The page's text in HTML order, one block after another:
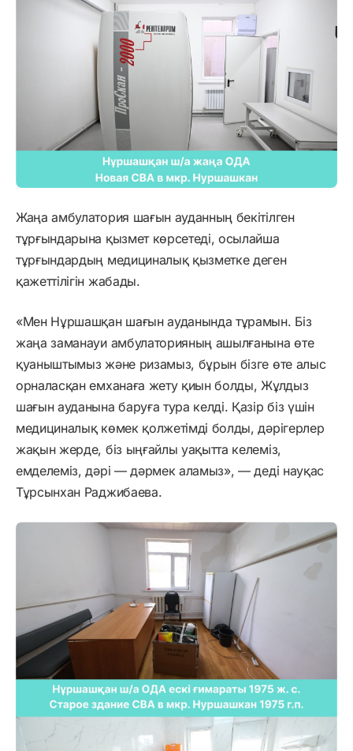
Жаңа амбулатория шағын ауданның бекітілген
тұрғындарына қызмет көрсетеді, осылайша
тұрғындардың медициналық қызметке деген
қажеттілігін жабады.
«Мен Нұршашқан шағын ауданында тұрамын. Біз
жаңа заманауи амбулаторияның ашылғанына өте
қуаныштымыз және ризамыз, бұрын бізге өте алыс
орналасқан емханаға жету қиын болды, Жұлдыз
шағын ауданына баруға тура келді. Қазір біз үшін
медициналық көмек қолжетімді болды, дәрігерлер
жақын жерде, біз ыңғайлы уақытта келеміз,
емделеміз, дәрі — дәрмек аламыз», — деді науқас
Тұрсынхан Раджибаева.